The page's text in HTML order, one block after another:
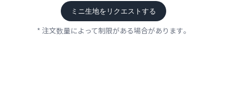
ミニ生地をリクエストする
* 注文数量によって制限がある場合があります。